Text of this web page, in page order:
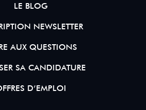
LE BLOG
NEWSLETTER
AUX QUESTIONS
SA CANDIDATURE
D’EMPLOI